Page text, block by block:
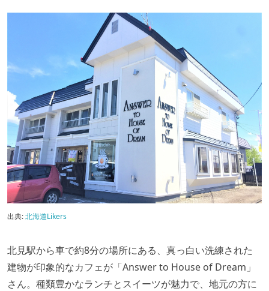
出典:北海道Likers
北見駅から車で約8分の場所にある、真っ白い洗練された
建物が印象的なカフェが「Answer to House of Dream」
さん。種類豊かなランチとスイーツが魅力で、地元の方に